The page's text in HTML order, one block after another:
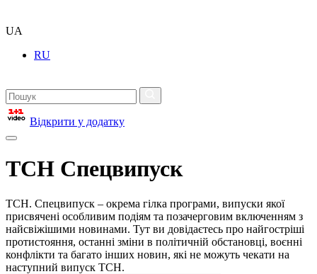
UA
RU
Відкрити у додатку
ТСН Спецвипуск
ТСН. Спецвипуск – окрема гілка програми, випуски якої
присвячені особливим подіям та позачерговим включенням з
найсвіжішими новинами. Тут ви довідаєтесь про найгостріші
протистояння, останні зміни в політичній обстановці, воєнні
конфлікти та багато інших новин, які не можуть чекати на
наступний випуск ТСН.